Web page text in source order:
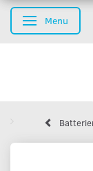
SkifteMenu